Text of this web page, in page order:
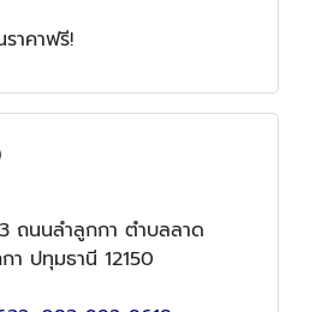
าคาฟรี!
ถนนลำลูกกา ตำบลลาด
า ปทุมธานี 12150